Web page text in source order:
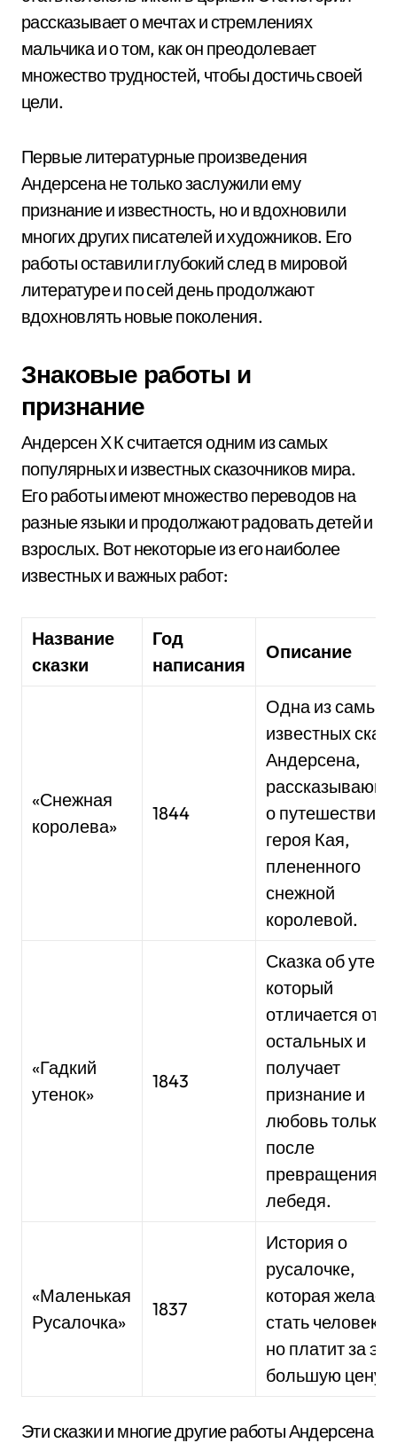
рассказывает о мечтах и стремлениях
мальчика и о том, как он преодолевает
множество трудностей, чтобы достичь своей
цели.
Первые литературные произведения
Андерсена не только заслужили ему
признание и известность, но и вдохновили
многих других писателей и художников. Его
работы оставили глубокий след в мировой
литературе и по сей день продолжают
вдохновлять новые поколения.
Знаковые работы и
признание
Андерсен Х К считается одним из самых
популярных и известных сказочников мира.
Его работы имеют множество переводов на
разные языки и продолжают радовать детей и
взрослых. Вот некоторые из его наиболее
известных и важных работ:
Название
сказки
Год
написания
Описание
«Снежная
королева»
1844
Одна из самых
известных
Андерсена,
о путешествии
героя Кая,
плененного
снежной
королевой.
«Гадкий
утенок»
1843
Сказка об
который
отличается от
остальных и
получает
признание и
любовь только
после
превращения в
лебедя.
«Маленькая
Русалочка»
1837
История о
русалочке,
которая желает
стать
но платит за это
большую цену.
Эти сказки и многие другие работы Андерсена